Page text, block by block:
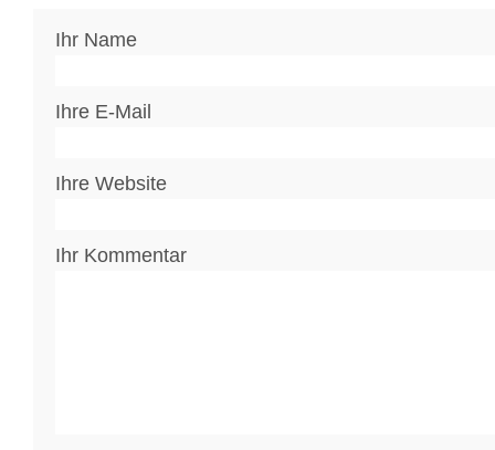
Ihr Name
Ihre E-Mail
Ihre Website
Ihr Kommentar